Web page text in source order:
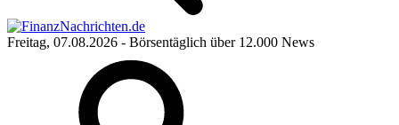
Freitag, 07.08.2026 - Börsentäglich über 12.000 News